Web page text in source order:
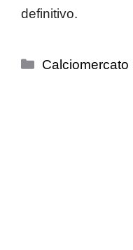
definitivo.
Categorie
Calciomercato